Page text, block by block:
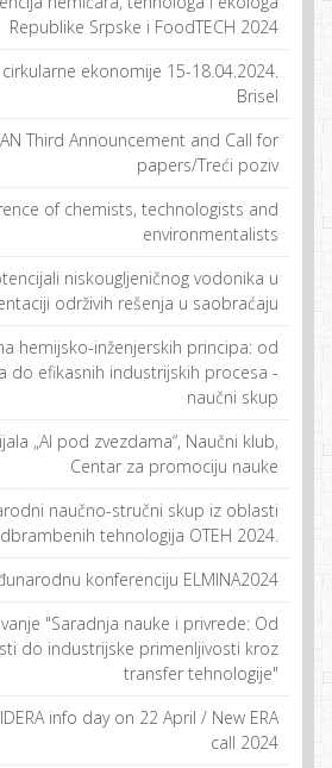
Republike Srpske i FoodTECH 2024
ekonomije 15-18.04.2024.
Brisel
Third Announcement and Call for
papers/Treći poziv
of chemists, technologists and
environmentalists
niskougljeničnog vodonika u
održivih rešenja u saobraćaju
hemijsko-inženjerskih principa: od
do efikasnih industrijskih procesa -
naučni skup
„AI pod zvezdama“, Naučni klub,
Centar za promociju nauke
naučno-stručni skup iz oblasti
tehnologija OTEH 2024.
konferenciju ELMINA2024
"Saradnja nauke i privrede: Od
do industrijske primenljivosti kroz
transfer tehnologije"
info day on 22 April / New ERA
call 2024